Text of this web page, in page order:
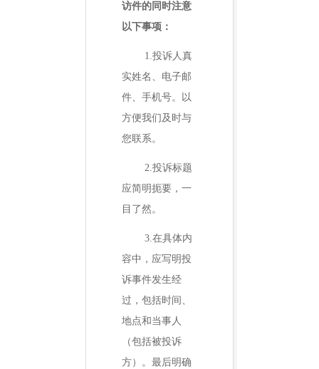
访件的同时注意
以下事项：
1.投诉人真
实姓名、电子邮
件、手机号。以
方便我们及时与
您联系。
2.投诉标题
应简明扼要，一
目了然。
3.在具体内
容中，应写明投
诉事件发生经
过，包括时间、
地点和当事人
（包括被投诉
方）。最后明确